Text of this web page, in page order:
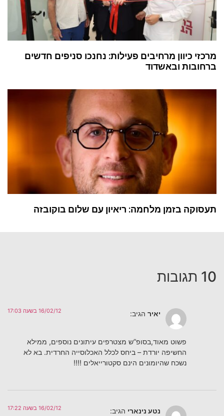
מרכזי כיוון מרחיבים פעילות: נחנכו סניפים חדשים
ברחובות ובאשדוד
תעסוקה בזמן מלחמה: ריאיון עם שלום בוקובזה
10 תגובות
יאיר הגיב: 16/02/12 בשעה 17:03
פשוט מאוד,בסופ”ש מצטרפים עיתונים נוספים, ממילא
החשיפה יורדת – ביחס לכלל האכלוסייה החרדית. בא לא
נשכח שהיומונים הינם סקטורייאלים !!!!
נטע נינארי הגיב: 16/02/12 בשעה 17:22